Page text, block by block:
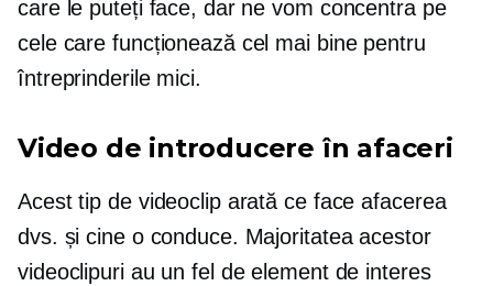
care le puteți face, dar ne vom concentra pe
cele care funcționează cel mai bine pentru
întreprinderile mici.
Video de introducere în afaceri
Acest tip de videoclip arată ce face afacerea
dvs. și cine o conduce. Majoritatea acestor
videoclipuri au un fel de element de interes